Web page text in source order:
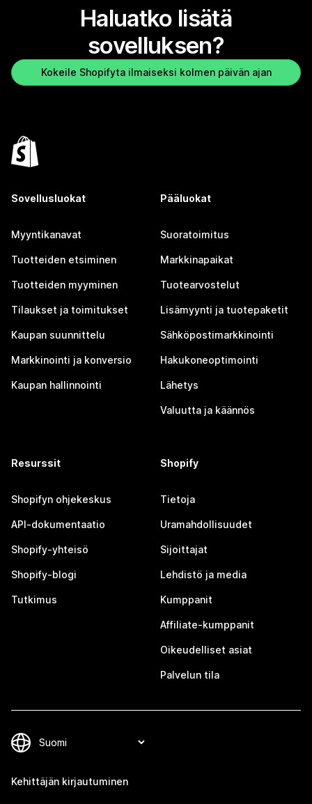
Haluatko lisätä
sovelluksen?
Kokeile Shopifyta ilmaiseksi kolmen päivän ajan
Sovellusluokat
Myyntikanavat
Tuotteiden etsiminen
Tuotteiden myyminen
Tilaukset ja toimitukset
Kaupan suunnittelu
Markkinointi ja konversio
Kaupan hallinnointi
Pääluokat
Suoratoimitus
Markkinapaikat
Tuotearvostelut
Lisämyynti ja tuotepaketit
Sähköpostimarkkinointi
Hakukoneoptimointi
Lähetys
Valuutta ja käännös
Resurssit
Shopifyn ohjekeskus
API-dokumentaatio
Shopify-yhteisö
Shopify-blogi
Tutkimus
Shopify
Tietoja
Uramahdollisuudet
Sijoittajat
Lehdistö ja media
Kumppanit
Affiliate-kumppanit
Oikeudelliset asiat
Palvelun tila
Kehittäjän kirjautuminen